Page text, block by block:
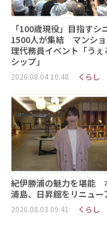
「100歳現役」目指すシ
1500人が集結 マンシ
理代務員イベント「うぇ
シップ」
2026.08.04 10:48 くらし
紀伊勝浦の魅力を堪能
浦島、日昇館をリニュー
2026.08.03 09:41 くらし